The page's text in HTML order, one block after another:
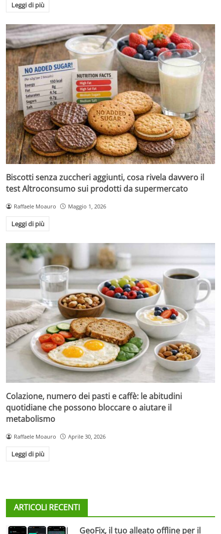
Leggi di più
Biscotti senza zuccheri aggiunti, cosa rivela davvero il
test Altroconsumo sui prodotti da supermercato
Raffaele Moauro Maggio 1, 2026
Leggi di più
Colazione, numero dei pasti e caffè: le abitudini
quotidiane che possono bloccare o aiutare il
metabolismo
Raffaele Moauro Aprile 30, 2026
Leggi di più
ARTICOLI RECENTI
GeoFix, il tuo alleato offline per il